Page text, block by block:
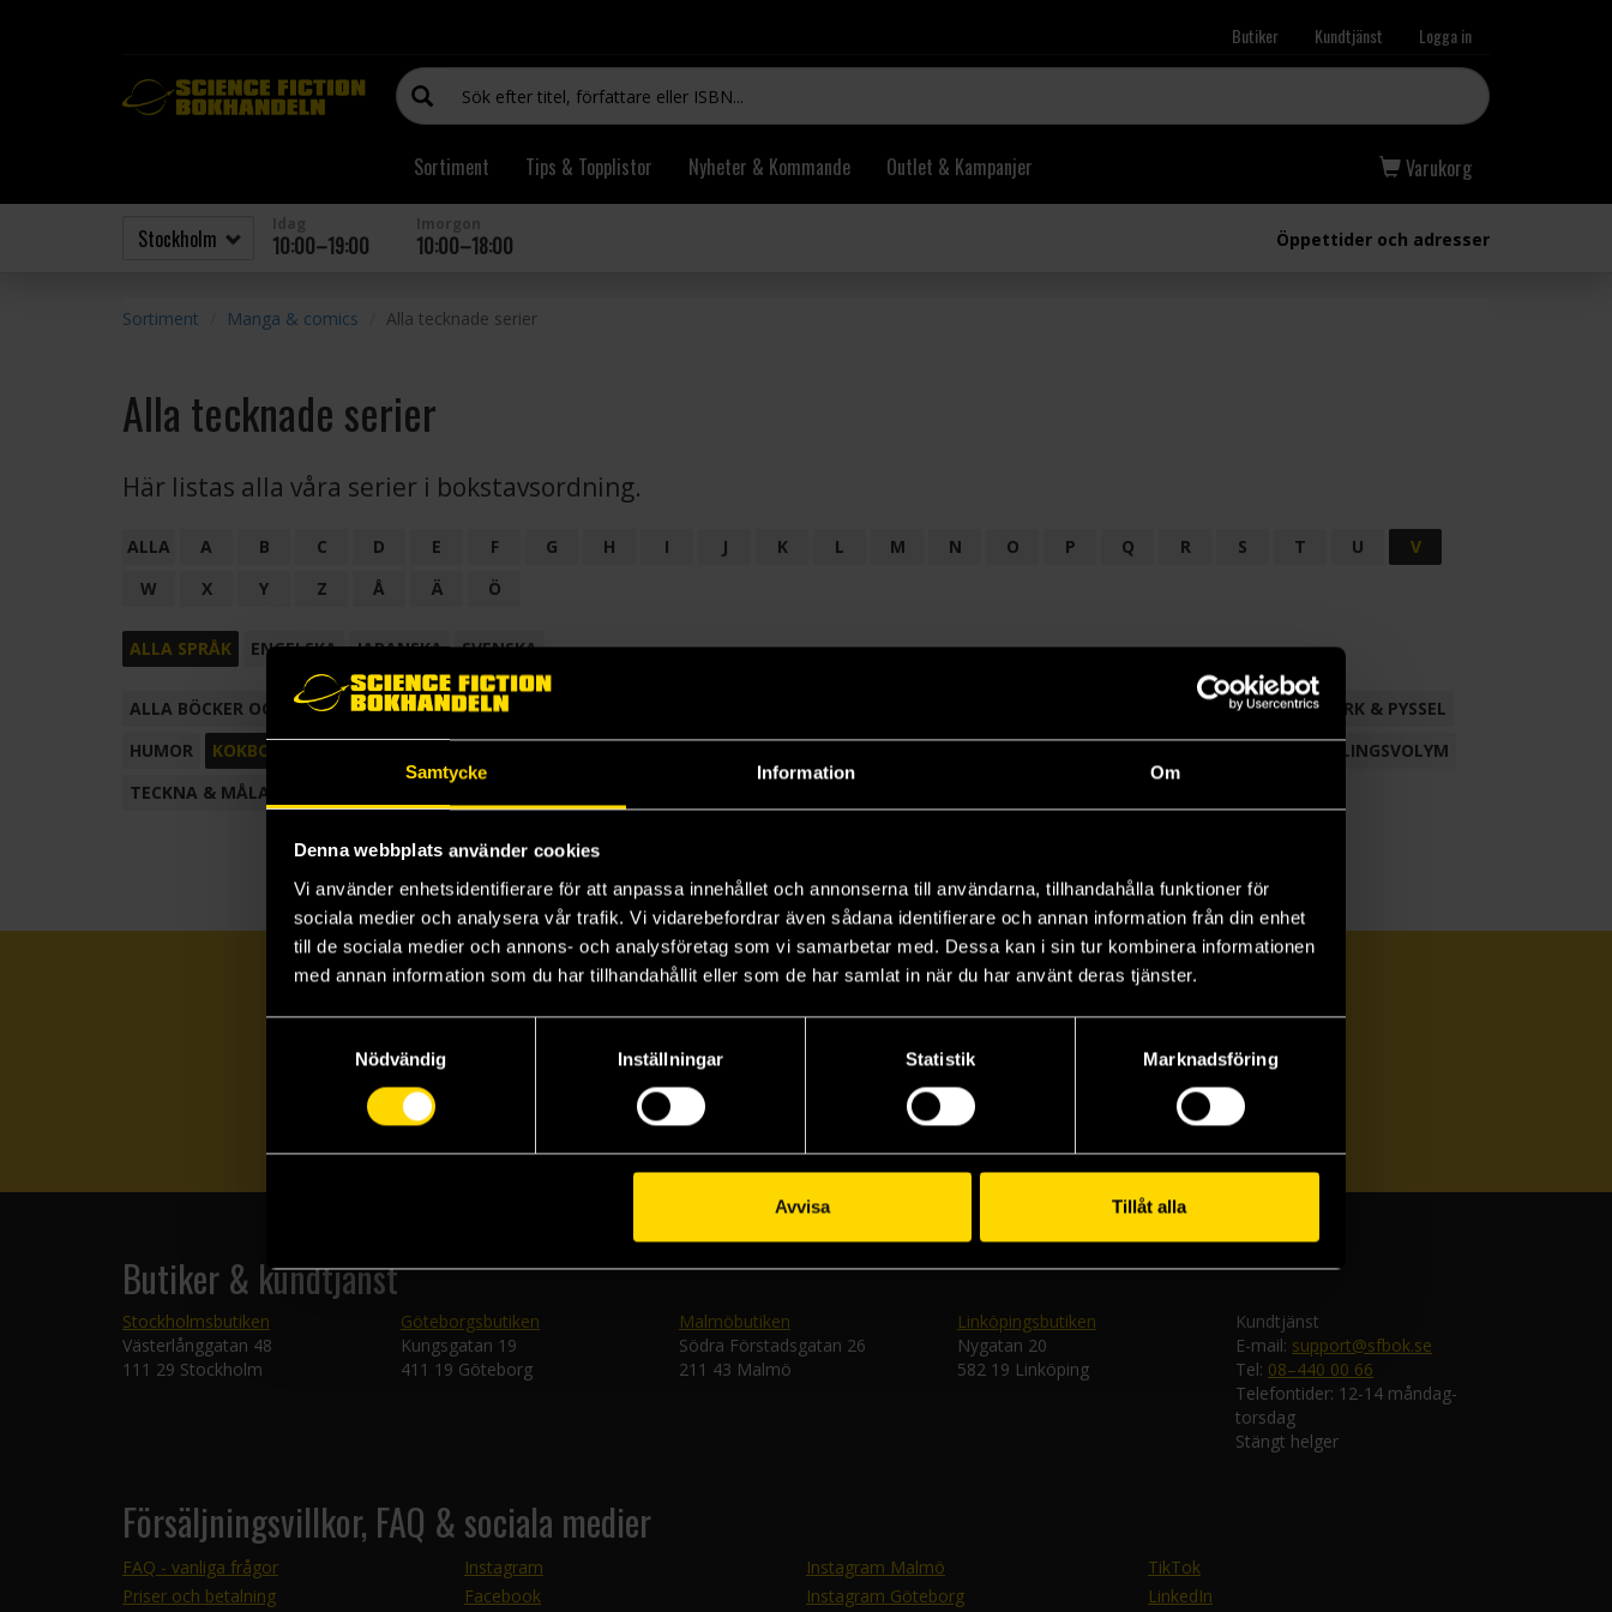
Samtycke Information Om
Denna webbplats använder cookies
Vi använder enhetsidentifierare för att anpassa innehållet och annonserna till användarna, tillhandahålla funktioner för
sociala medier och analysera vår trafik. Vi vidarebefordrar även sådana identifierare och annan information från din enhet
till de sociala medier och annons- och analysföretag som vi samarbetar med. Dessa kan i sin tur kombinera informationen
med annan information som du har tillhandahållit eller som de har samlat in när du har använt deras tjänster.
Nödvändig
Inställningar Statistik Marknadsföring
Avvisa Tillåt alla
Butiker Kundtjänst Logga in
Sortiment Tips & Topplistor Nyheter & Kommande Outlet & Kampanjer Varukorg
10:00–19:00 10:00–18:00 Öppettider och adresser
Sortiment Manga & comics Alla tecknade serier
Alla tecknade serier
Här listas alla våra serier i bokstavsordning.
ALLA A B C D E F G H I J K L M N O P Q R S T U
V
W
X Y Z Å Ä Ö
ALLA SPRÅK ENGELSKA JAPANSKA SVENSKA
ALLA BÖCKER OCH TECKNADE SERIER ANTOLOGI FACKLITTERATUR
HANTVERK & PYSSEL
HUMOR
KOKBOK
SAMLINGSVOLYM
TECKNA & MÅLA
Prenumerera på vårt nyhetsbrev
Butiker & kundtjänst
Stockholmsbutiken
Västerlånggatan 48
111 29 Stockholm
Göteborgsbutiken
Kungsgatan 19
411 19 Göteborg
Malmöbutiken
Södra Förstadsgatan 26
211 43 Malmö
Linköpingsbutiken
Nygatan 20
582 19 Linköping
Kundtjänst
E-mail: support@sfbok.se
Tel: 08–440 00 66
Telefontider: 12-14 måndag-
torsdag
Stängt helger
Försäljningsvillkor, FAQ & sociala medier
FAQ - vanliga frågor
Priser och betalning
Instagram
Facebook
Instagram Malmö
Instagram Göteborg
TikTok
LinkedIn